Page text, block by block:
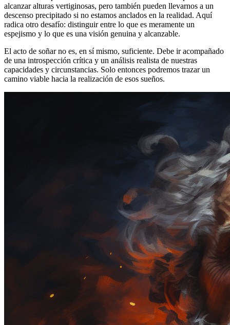
alcanzar alturas vertiginosas, pero también pueden llevarnos a un
descenso precipitado si no estamos anclados en la realidad. Aquí
radica otro desafío: distinguir entre lo que es meramente un
espejismo y lo que es una visión genuina y alcanzable.
El acto de soñar no es, en sí mismo, suficiente. Debe ir acompañado
de una introspección crítica y un análisis realista de nuestras
capacidades y circunstancias. Solo entonces podremos trazar un
camino viable hacia la realización de esos sueños.